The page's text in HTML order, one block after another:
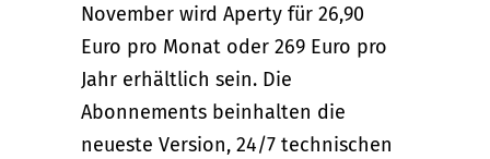
November wird Aperty für 26,90
Euro pro Monat oder 269 Euro pro
Jahr erhältlich sein. Die
Abonnements beinhalten die
neueste Version, 24/7 technischen